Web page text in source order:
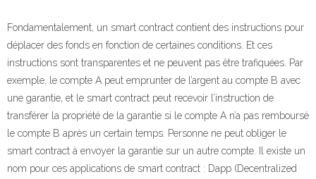
Fondamentalement, un smart contract contient des instructions pour
déplacer des fonds en fonction de certaines conditions. Et ces
instructions sont transparentes et ne peuvent pas être trafiquées. Par
exemple, le compte A peut emprunter de l’argent au compte B avec
une garantie, et le smart contract peut recevoir l’instruction de
transférer la propriété de la garantie si le compte A n’a pas remboursé
le compte B après un certain temps. Personne ne peut obliger le
smart contract à envoyer la garantie sur un autre compte. Il existe un
nom pour ces applications de smart contract : Dapp (Decentralized